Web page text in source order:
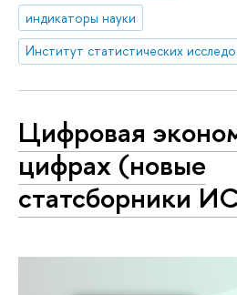
индикаторы науки
Цифровая
цифрах (новые
статсборники